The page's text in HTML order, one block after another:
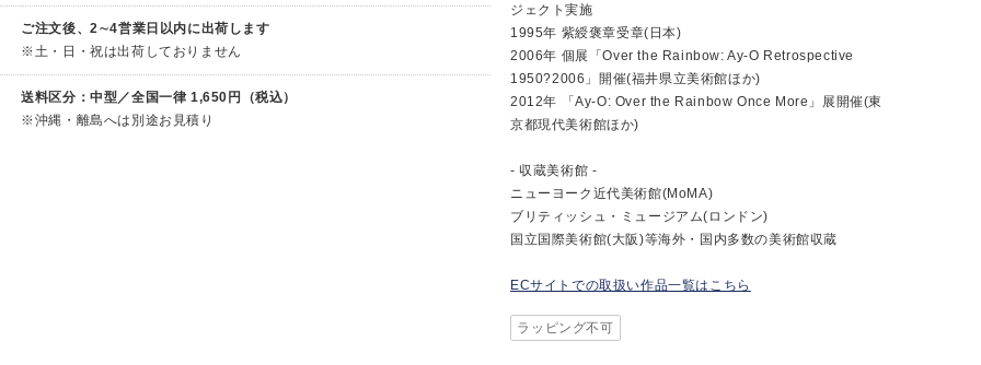
ご注文後、2∼4営業日以内に出荷します
※土・日・祝は出荷しておりません
送料区分：中型／全国一律 1,650円（税込）
※沖縄・離島へは別途お見積り
ジェクト実施
1995年 紫綬褒章受章(日本)
2006年 個展「Over the Rainbow: Ay-O Retrospective
1950?2006」開催(福井県立美術館ほか)
2012年 「Ay-O: Over the Rainbow Once More」展開催(東
京都現代美術館ほか)
- 収蔵美術館 -
ニューヨーク近代美術館(MoMA)
ブリティッシュ・ミュージアム(ロンドン)
国立国際美術館(大阪)等海外・国内多数の美術館収蔵
ECサイトでの取扱い作品一覧はこちら
ラッピング不可